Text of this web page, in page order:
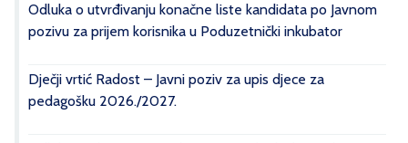
Odluka o utvrđivanju konačne liste kandidata po Javnom
pozivu za prijem korisnika u Poduzetnički inkubator
Dječji vrtić Radost – Javni poziv za upis djece za
pedagošku 2026./2027.